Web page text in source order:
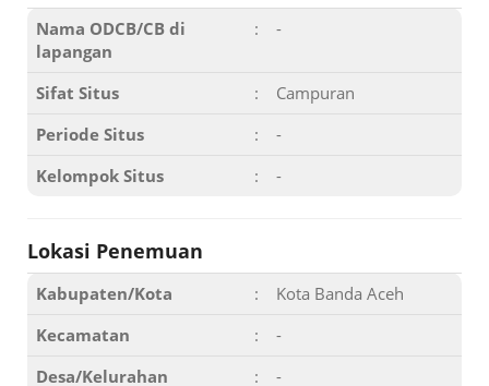
Nama ODCB/CB di
lapangan
: -
Sifat Situs :
Campuran
Periode Situs
:
-
Kelompok Situs
: -
Lokasi Penemuan
Kabupaten/Kota :
Kota Banda Aceh
Kecamatan
:
-
Desa/Kelurahan
:
-